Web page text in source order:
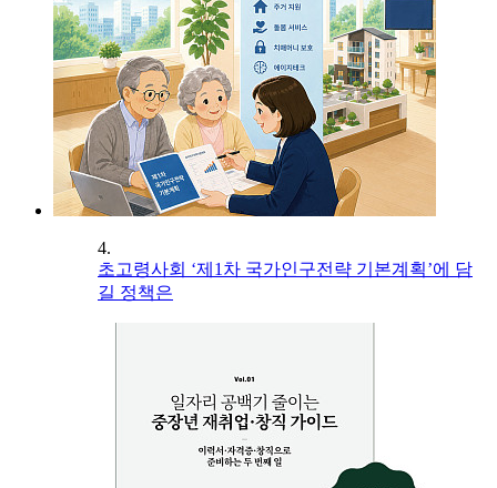
4.
초고령사회 ‘제1차 국가인구전략 기본계획’에 담
길 정책은